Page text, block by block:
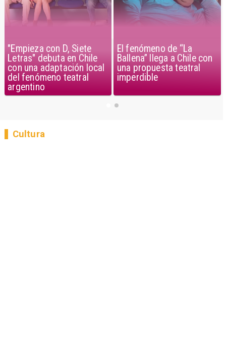
"Empieza con D, Siete
Letras" debuta en Chile
con una adaptación local
del fenómeno teatral
argentino
El fenómeno de “La
Ballena” llega a Chile con
una propuesta teatral
imperdible
Cultura